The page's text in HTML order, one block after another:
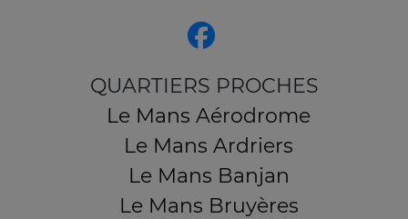
QUARTIERS PROCHES
Le Mans Aérodrome
Le Mans Ardriers
Le Mans Banjan
Le Mans Bruyères